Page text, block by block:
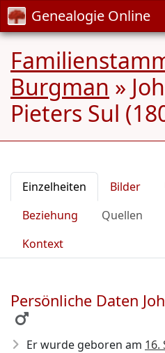
Genealogie Online
Burgman »
Pieters Sul
Einzelheiten Bilder
Beziehung
Quellen
Kontext
Persönliche Daten
Er wurde geboren am 16.